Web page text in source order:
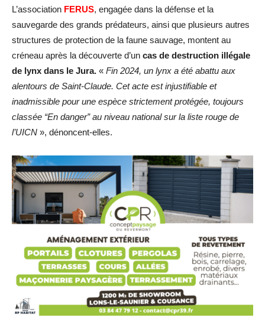
L’association FERUS, engagée dans la défense et la
sauvegarde des grands prédateurs, ainsi que plusieurs autres
structures de protection de la faune sauvage, montent au
créneau après la découverte d’un cas de destruction illégale
de lynx dans le Jura. « Fin 2024, un lynx a été abattu aux
alentours de Saint-Claude. Cet acte est injustifiable et
inadmissible pour une espèce strictement protégée, toujours
classée “En danger” au niveau national sur la liste rouge de
l’UICN », dénoncent-elles.